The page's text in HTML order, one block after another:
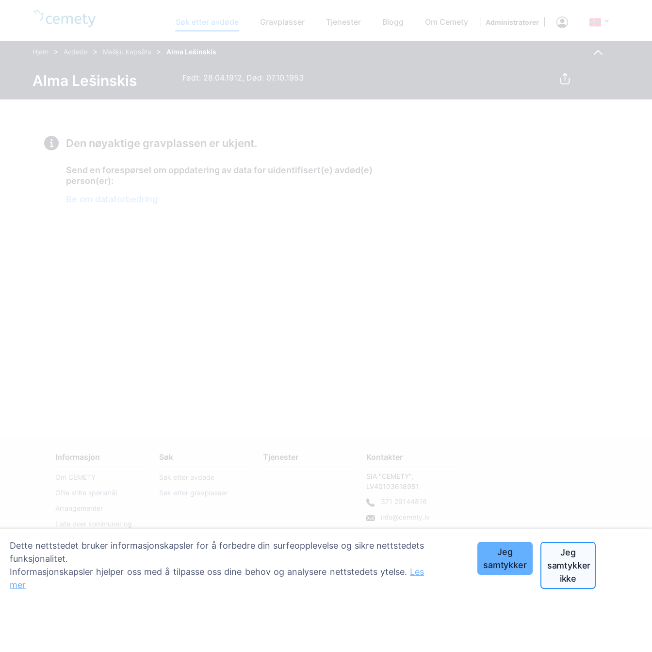
Søk etter avdøde Gravplasser Tjenester Blogg Om Cemety Administratorer
Hjem > Avdøde > Mešķu kapsēta > Alma Lešinskis
Alma Lešinskis Født: 28.04.1912, Død: 07.10.1953
Den nøyaktige gravplassen er ukjent.
Send en forespørsel om oppdatering av data for uidentifisert(e) avdød(e)
person(er):
Be om dataforbedring
Informasjon
Om CEMETY
Ofte stilte spørsmål
Arrangementer
Liste over kommuner og
Personvernerklæring
Betalingspolicy
Søk
Søk etter avdøde
Søk etter gravplasser
Tjenester Kontakter
SIA "CEMETY",
LV40103618951
371 29144816
info@cemety.lv
Dette nettstedet bruker informasjonskapsler for å forbedre din surfeopplevelse og sikre nettstedets
funksjonalitet.
Informasjonskapsler hjelper oss med å tilpasse oss dine behov og analysere nettstedets ytelse. Les
mer
Jeg
samtykker
Jeg
samtykker
ikke